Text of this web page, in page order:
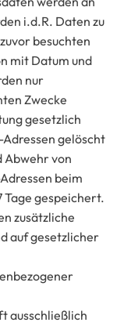
i.d.R. Daten zu
besuchten
mit Datum und
nur
Zwecke
gesetzlich
gelöscht
Abwehr von
beim
Tage gespeichert.
zusätzliche
auf gesetzlicher
ausschließlich